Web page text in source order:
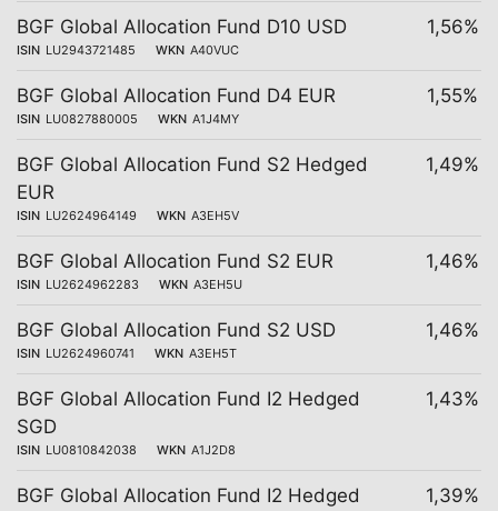
BGF Global Allocation Fund D10 USD
ISIN LU2943721485 WKN A40VUC
1,56%
BGF Global Allocation Fund D4 EUR
ISIN LU0827880005 WKN A1J4MY
1,55%
BGF Global Allocation Fund S2 Hedged
EUR
ISIN LU2624964149 WKN A3EH5V
1,49%
BGF Global Allocation Fund S2 EUR
ISIN LU2624962283 WKN A3EH5U
1,46%
BGF Global Allocation Fund S2 USD
ISIN LU2624960741 WKN A3EH5T
1,46%
BGF Global Allocation Fund I2 Hedged
SGD
ISIN LU0810842038 WKN A1J2D8
1,43%
BGF Global Allocation Fund I2 Hedged
1,39%